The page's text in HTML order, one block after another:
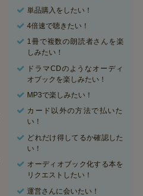
単品購入をしたい！
4倍速で聴きたい！
1冊で複数の朗読者さんを楽
しみたい！
ドラマCDのようなオーディ
オブックを楽しみたい！
MP3で楽しみたい！
カード以外の方法で払いた
い！
どれだけ得してるか確認した
い！
オーディオブック化する本を
リクエストしたい！
運営さんに会いたい！